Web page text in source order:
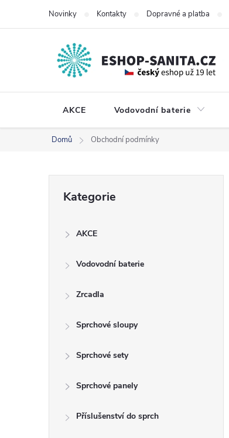
Novinky Kontakty Dopravné a platba
AKCE Vodovodní baterie
Domů Obchodní podmínky
kategorie
Kategorie
AKCE
Vodovodní baterie
Zrcadla
Sprchové sloupy
Sprchové sety
Sprchové panely
Příslušenství do sprch